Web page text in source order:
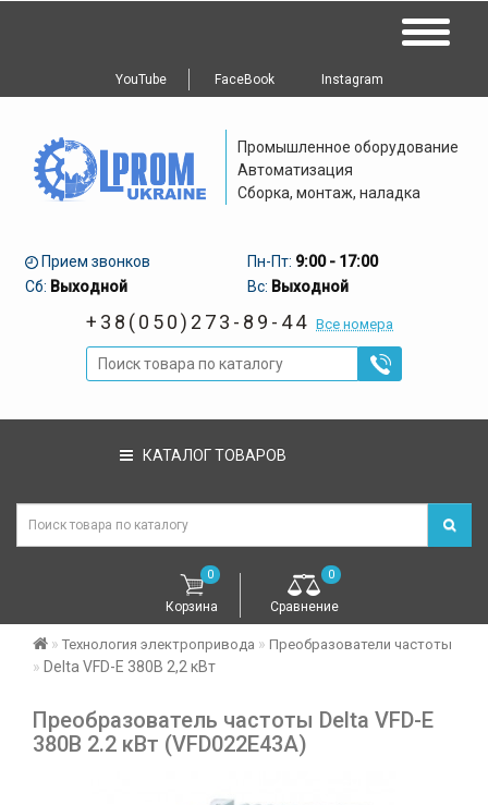
YouTube FaceBook Instagram
Промышленное оборудование
Автоматизация
Сборка, монтаж, наладка
Прием звонков Пн-Пт: 9:00 - 17:00
Сб: Выходной Вс: Выходной
+38(050)273-89-44 Все номера
КАТАЛОГ ТОВАРОВ
Корзина
0
Сравнение
0
Технология электропривода Преобразователи частоты
Delta VFD-E 380В 2,2 кВт
Преобразователь частоты Delta VFD-E
380В 2.2 кВт (VFD022E43A)